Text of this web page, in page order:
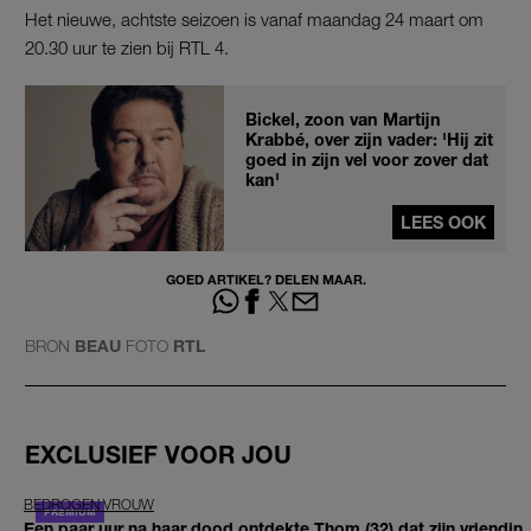
Het nieuwe, achtste seizoen is vanaf maandag 24 maart om
20.30 uur te zien bij RTL 4.
Bickel, zoon van Martijn
Krabbé, over zijn vader: 'Hij zit
goed in zijn vel voor zover dat
kan'
LEES OOK
GOED ARTIKEL? DELEN MAAR.
BRON BEAU FOTO RTL
EXCLUSIEF VOOR JOU
BEDROGEN VROUW